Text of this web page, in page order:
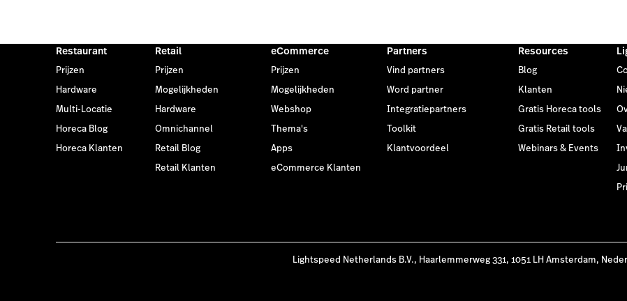
Restaurant
Prijzen
Hardware
Multi-Locatie
Horeca Blog
Horeca Klanten
Retail
Prijzen
Mogelijkheden
Hardware
Omnichannel
Retail Blog
Retail Klanten
eCommerce
Prijzen
Mogelijkheden
Webshop
Thema's
Apps
eCommerce Klanten
Partners
Vind partners
Word partner
Integratiepartners
Toolkit
Klantvoordeel
Resources
Blog
Klanten
Gratis Horeca tools
Gratis Retail tools
Webinars & Events
Lightspeed Netherlands B.V., Haarlemmerweg 331, 1051 LH Amsterdam,